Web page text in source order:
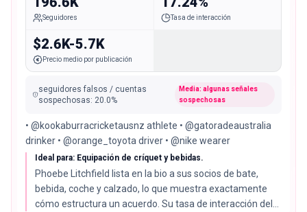
Seguidores Tasa de interacción
$2.6K-5.7K
Precio medio por publicación
seguidores falsos / cuentas
sospechosas: 20.0%
Media: algunas señales
sospechosas
• @kookaburracricketausnz athlete • @gatoradeaustralia
drinker • @orange_toyota driver • @nike wearer
Ideal para: Equipación de críquet y bebidas.
Phoebe Litchfield lista en la bio a sus socios de bate,
bebida, coche y calzado, lo que muestra exactamente
cómo estructura un acuerdo. Su tasa de interacción del